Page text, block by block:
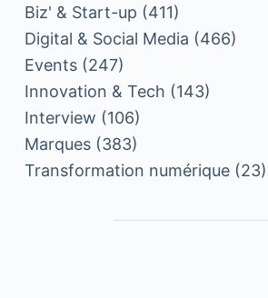
Biz' & Start-up (411)
Digital & Social Media (466)
Events(247)
Innovation & Tech (143)
Interview (106)
Marques(383)
Transformation numérique(23)